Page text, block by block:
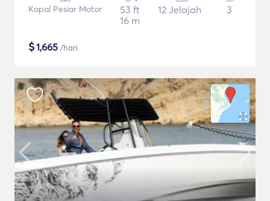
Kapal Pesiar Motor
53 ft
16 m
12 Jelajah 3
$1,665 /hari